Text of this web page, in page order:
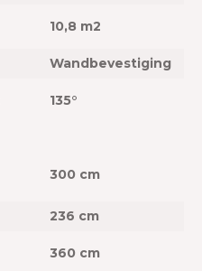
10,8 m2
Wandbevestiging
135°
300 cm
236 cm
360 cm